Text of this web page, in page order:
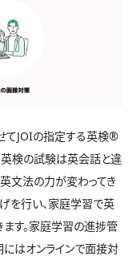
てJOIの指定する英検®️
検の試験は英会話と違
文法の力が変わってき
を行い、家庭学習で英
す。家庭学習の進捗管
にはオンラインで面接対